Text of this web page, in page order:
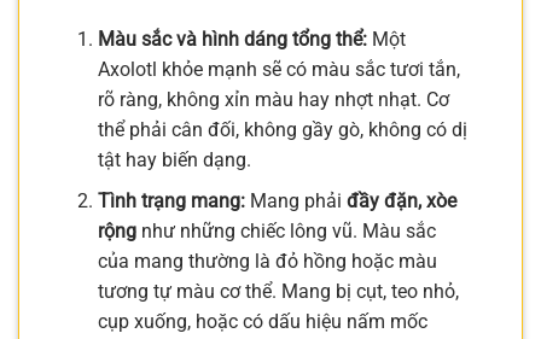
Màu sắc và hình dáng tổng thể:Một
Axolotl khỏe mạnh sẽ có màu sắc tươi tắn,
rõ ràng, không xỉn màu hay nhợt nhạt. Cơ
thể phải cân đối, không gầy gò, không có dị
tật hay biến dạng.
Tình trạng mang:Mang phải đầy đặn, xòe
rộngnhư những chiếc lông vũ. Màu sắc
của mang thường là đỏ hồng hoặc màu
tương tự màu cơ thể. Mang bị cụt, teo nhỏ,
cụp xuống, hoặc có dấu hiệu nấm mốc